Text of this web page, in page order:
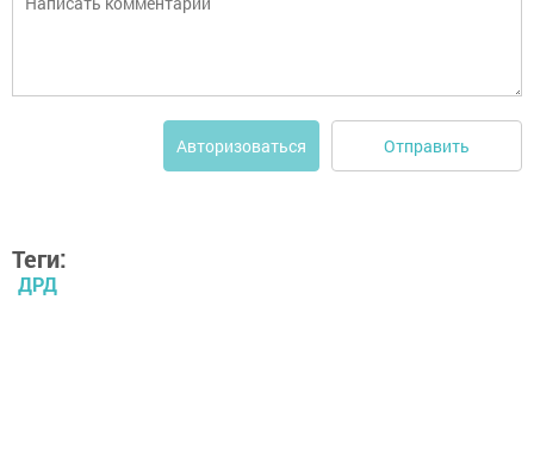
Авторизоваться Отправить
Теги:
ДРД